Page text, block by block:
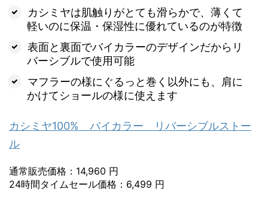
カシミヤは肌触りがとても滑らかで、薄くて
軽いのに保温・保湿性に優れているのが特徴
表面と裏面でバイカラーのデザインだからリ
バーシブルで使用可能
マフラーの様にぐるっと巻く以外にも、肩に
かけてショールの様に使えます
カシミヤ100% バイカラー リバーシブルストー
ル
通常販売価格：14,960 円
24時間タイムセール価格：6,499 円